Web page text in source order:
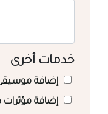
خدمات أخرى
إضافة
إضافة